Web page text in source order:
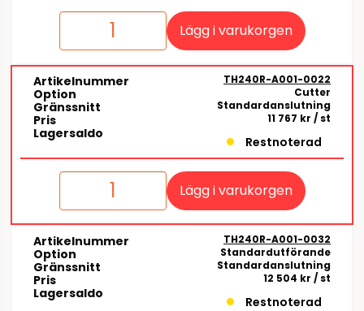
Lägg i varukorgen
Artikelnummer TH240R-A001-0022
Option Cutter
Gränssnitt Standardanslutning
Pris 11 767 kr / st
Lagersaldo
Restnoterad
Lägg i varukorgen
Artikelnummer TH240R-A001-0032
Option Standardutförande
Gränssnitt Standardanslutning
Pris 12 504 kr / st
Lagersaldo
Restnoterad